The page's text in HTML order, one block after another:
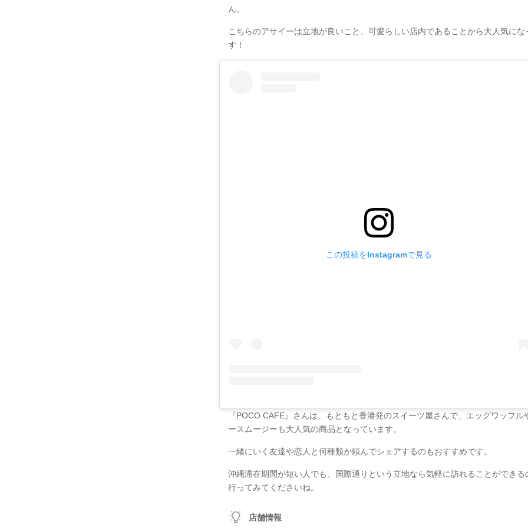
ん。
こちらのアサイーは立地が良いこと、可愛らしい店内であることから大人気にな
す！
この投稿をInstagramで見る
『POCO CAFE』さんは、もともと香港発のスイーツ屋さんで、エッグワッフル
ースムージーも大人気の商品となっています。
一緒にいく友達や恋人と何種類か頼んでシェアするのもおすすめです。
沖縄滞在期間が短い人でも、国際通りという立地なら気軽に訪れることができる
行ってみてくださいね。
店舗情報